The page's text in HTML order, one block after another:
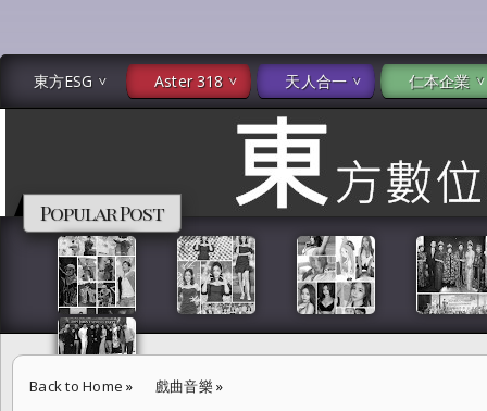
東方ESG Aster 318 天人合一 仁本企業
Popular Post
Back to Home » 戲曲音樂 »